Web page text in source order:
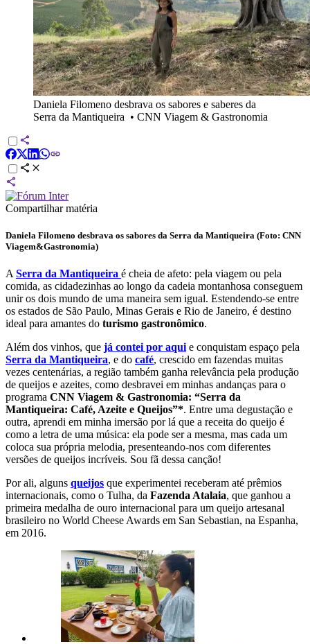
Daniela Filomeno desbrava os sabores e saberes da
Serra da Mantiqueira • CNN Viagem & Gastronomia
Compartilhar matéria
Daniela Filomeno desbrava os sabores da Serra da Mantiqueira (Foto: CNN
Viagem&Gastronomia)
A Serra da Mantiqueira é cheia de afeto: pela viagem ou pela
comida, as cidadezinhas ao longo da cadeia montanhosa conseguem
unir os dois mundo de uma maneira sem igual. Estendendo-se entre
os estados de São Paulo, Minas Gerais e Rio de Janeiro, é destino
ideal para amantes do turismo gastronômico.
Além dos vinhos, que já contei por aqui e conquistam espaço pela
Serra da Mantiqueira, e do café, crescido em fazendas muitas
vezes centenárias, a região também ganha relevância pela produção
de queijos e azeites, como desbravei em minhas andanças para o
programa CNN Viagem & Gastronomia: “Serra da
Mantiqueira: Café, Azeite e Queijos”*. Entre uma degustação e
outra, aprendi em minha imersão por lá que a receita do queijo é
como a letra de uma música: ela pode ser a mesma, mas cada um
coloca sua própria melodia, presenteando-nos com diferentes
versões de queijos incríveis. Sou fã dessa canção!
Por ali, alguns queijos que experimentei receberam até prêmios
internacionais, como o Tulha, da Fazenda Atalaia, que ganhou a
primeira medalha de ouro internacional para um queijo artesanal
brasileiro no World Cheese Awards em San Sebastian, na Espanha,
em 2016.